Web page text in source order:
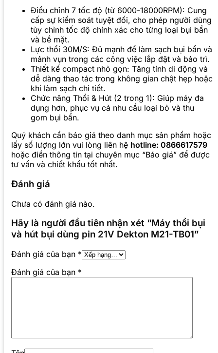
Điều chỉnh 7 tốc độ (từ 6000-18000RPM): Cung
cấp sự kiểm soát tuyệt đối, cho phép người dùng
tùy chỉnh tốc độ chính xác cho từng loại bụi bẩn
và bề mặt.
Lực thổi 30M/S: Đủ mạnh để làm sạch bụi bẩn và
mảnh vụn trong các công việc lắp đặt và bảo trì.
Thiết kế compact nhỏ gọn: Tăng tính di động và
dễ dàng thao tác trong không gian chật hẹp hoặc
khi làm sạch chi tiết.
Chức năng Thổi & Hút (2 trong 1): Giúp máy đa
dụng hơn, phục vụ cả nhu cầu loại bỏ và thu
gom bụi bẩn.
Quý khách cần báo giá theo danh mục sản phẩm hoặc
lấy số lượng lớn vui lòng liên hệ hotline: 0866617579
hoặc điền thông tin tại chuyên mục “Báo giá” để được
tư vấn và chiết khấu tốt nhất.
Đánh giá
Chưa có đánh giá nào.
Hãy là người đầu tiên nhận xét “Máy thổi bụi
và hút bụi dùng pin 21V Dekton M21-TB01”
Đánh giá của bạn *
Đánh giá của bạn *